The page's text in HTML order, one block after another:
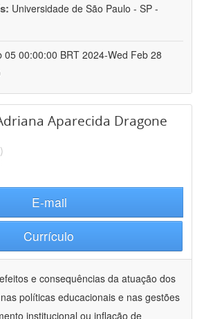
Universidade de São Paulo - SP -
05 00:00:00 BRT 2024-Wed Feb 28
Aparecida Dragone
E-mail
Currículo
efeitos e consequências da atuação dos
políticas educacionais e nas gestões
institucional ou inflação de